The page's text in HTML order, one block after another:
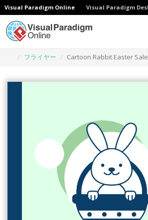
Visual Paradigm Online Visual Paradigm
フライヤー
Cartoon Rabbit Easter